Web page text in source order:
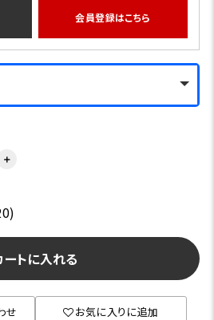
会員登録はこちら
＋
ートに入れる
せ お気に入りに追加